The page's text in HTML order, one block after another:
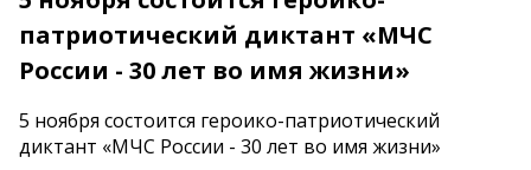
патриотический диктант «МЧС
России - 30 лет во имя жизни»
5 ноября состоится героико-патриотический
диктант «МЧС России - 30 лет во имя жизни»